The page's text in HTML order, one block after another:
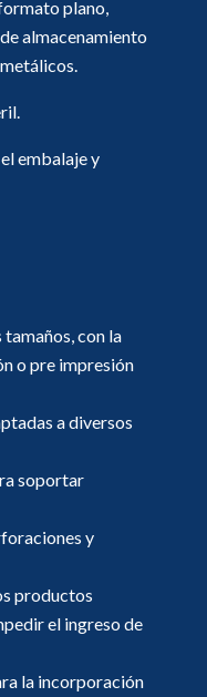
plano,
almacenamiento
embalaje y
con la
o pre impresión
a diversos
soportar
y
productos
el ingreso de
la incorporación